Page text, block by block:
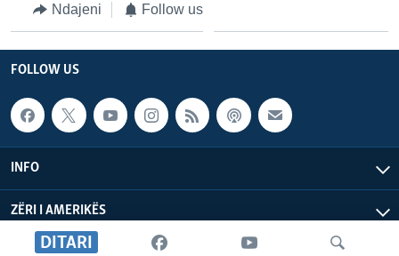
DITARI
Ndajeni Follow us
FOLLOW US
INFO
ZËRI I AMERIKËS